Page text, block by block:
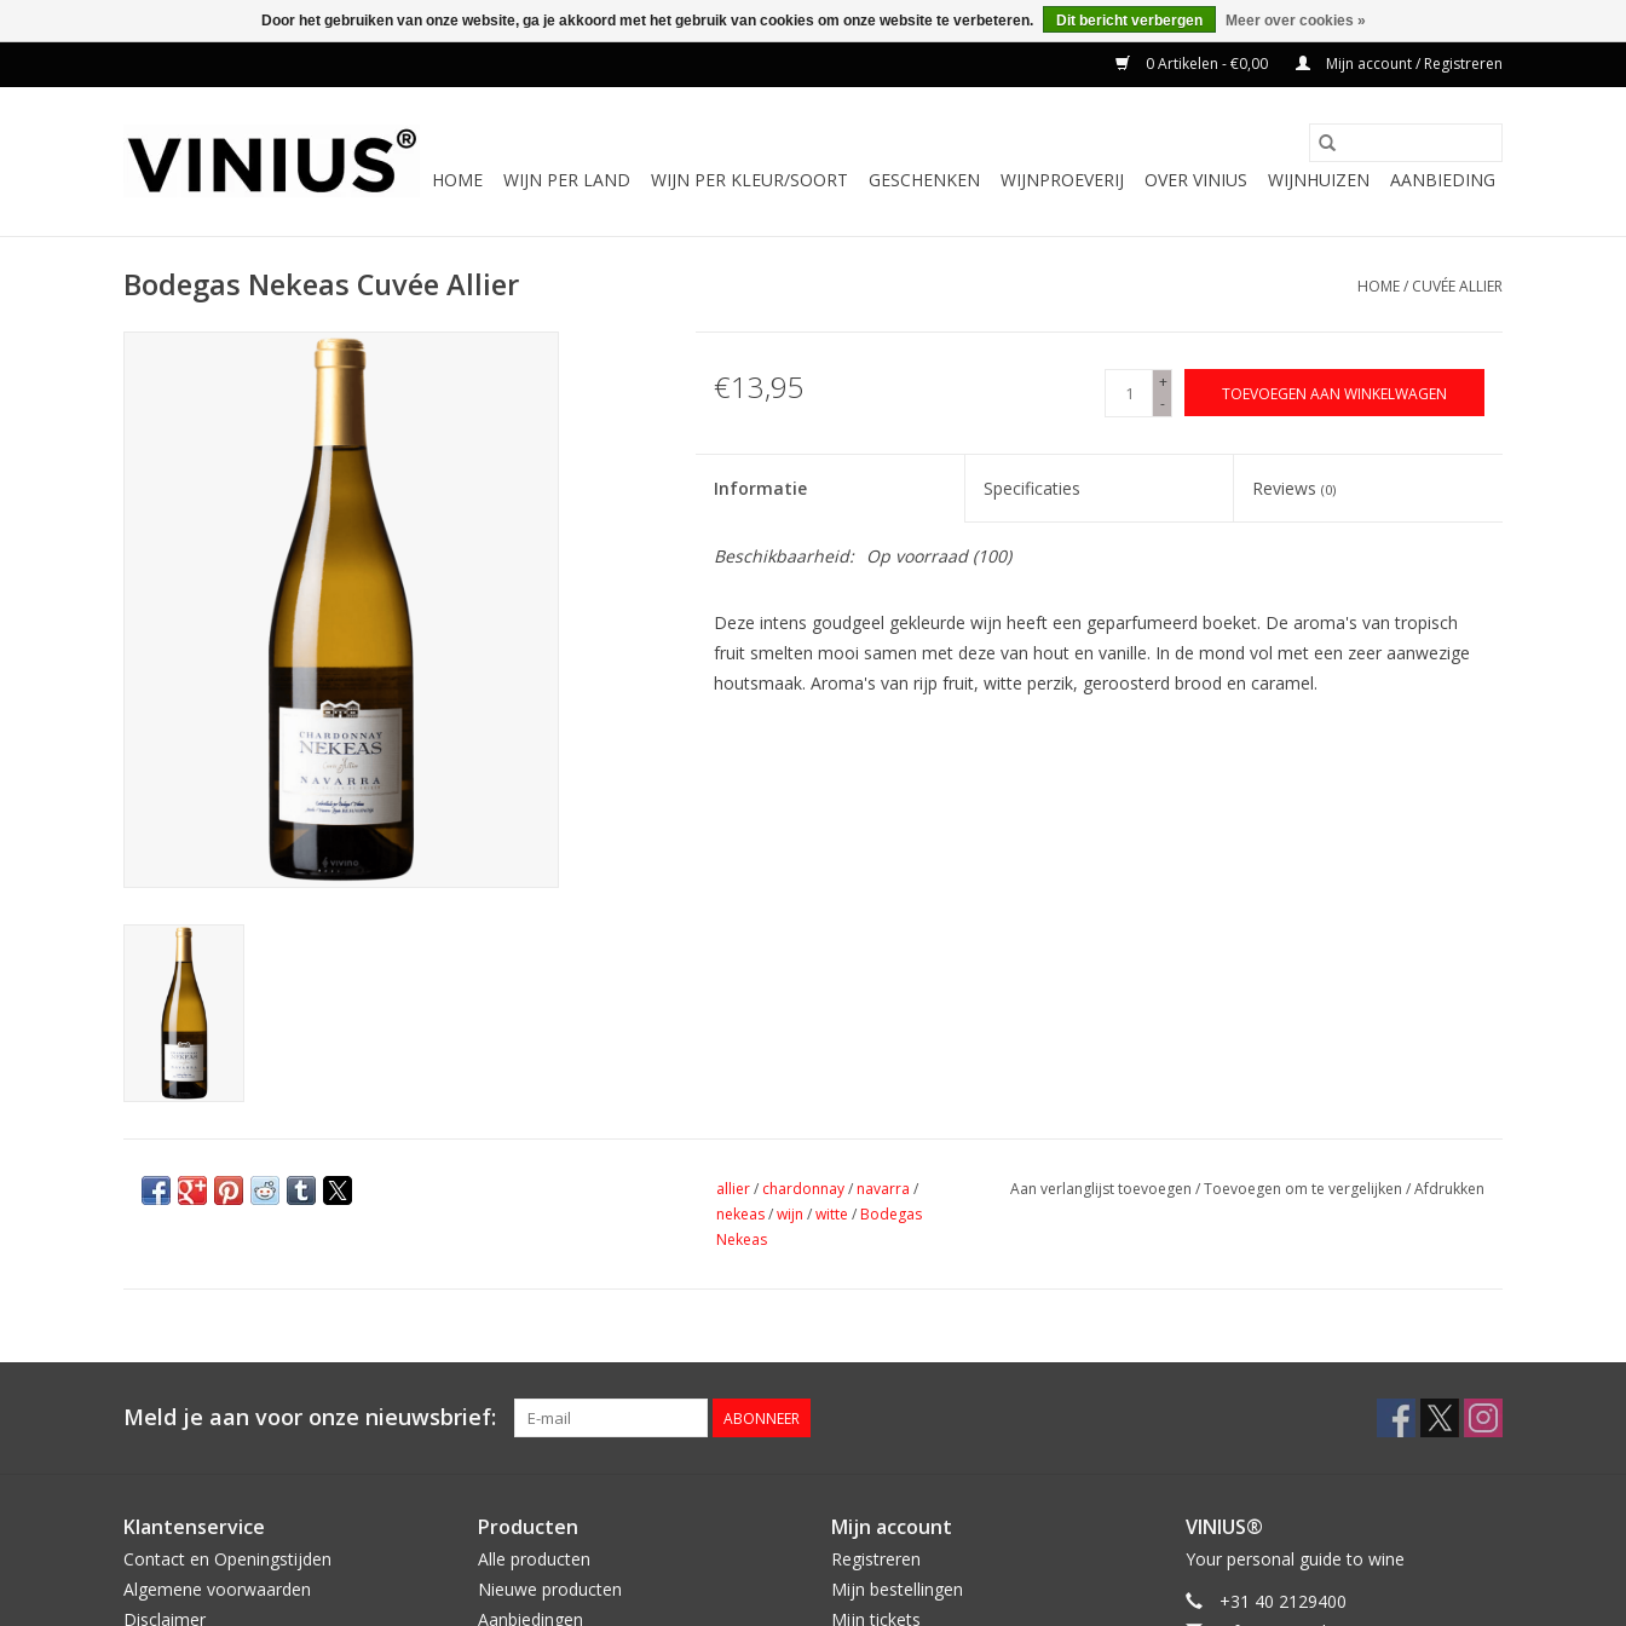
0 Artikelen - €0,00 Mijn account / Registreren
HOME WIJN PER LAND WIJN PER KLEUR/SOORT GESCHENKEN WIJNPROEVERIJ OVER VINIUS WIJNHUIZEN AANBIEDING
Bodegas Nekeas Cuvée Allier HOME/ CUVÉE ALLIER
€13,95
+
-
TOEVOEGEN AAN WINKELWAGEN
Informatie Specificaties Reviews(0)
Beschikbaarheid: Op voorraad(100)
Deze intens goudgeel gekleurde wijn heeft een geparfumeerd boeket. De aroma's van tropisch
fruit smelten mooi samen met deze van hout en vanille. In de mond vol met een zeer aanwezige
houtsmaak. Aroma's van rijp fruit, witte perzik, geroosterd brood en caramel.
allier/ chardonnay/ navarra /
nekeas/wijn /witte / Bodegas
Nekeas
Aan verlanglijst toevoegen /Toevoegen om te vergelijken /Afdrukken
Meld je aan voor onze nieuwsbrief: ABONNEER
Klantenservice
Contact en Openingstijden
Algemene voorwaarden
Disclaimer
Producten
Alle producten
Nieuwe producten
Aanbiedingen
Mijn account
Registreren
Mijn bestellingen
Mijn tickets
VINIUS®
Your personal guide to wine
+31 40 2129400
Door het gebruiken van onze website, ga je akkoord met het gebruik van cookies om onze website te verbeteren. Dit bericht verbergen Meer over cookies »